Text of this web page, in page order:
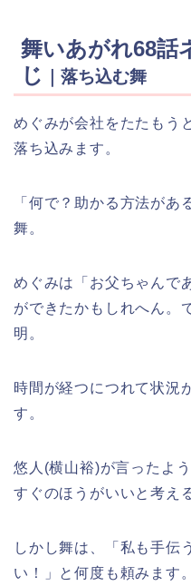
舞いあがれ68話
じ
｜落ち込む舞
めぐみが会社をたたもう
落ち込みます。
「何で？助かる方法が
舞。
めぐみは「お父ちゃんで
ができたかもしれへん。
明。
時間が経つにつれて状況
す。
悠人(横山裕)が言ったよ
すぐのほうがいいと考え
しかし舞は、「私も手伝
い！」と何度も頼みます。